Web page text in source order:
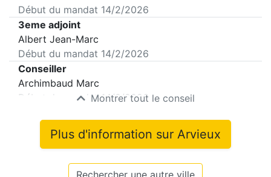
Début du mandat 14/2/2026
3eme adjoint
Albert Jean-Marc
Début du mandat 14/2/2026
Conseiller
Archimbaud Marc
Début du mandat14/2/2026
Montrer tout le conseil
Plus d'information sur Arvieux
Rechercher une autre ville